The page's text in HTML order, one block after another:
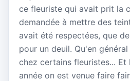
ce fleuriste qui avait prit la
demandée à mettre des
avait été respectées, que
pour un deuil. Qu'en
chez certains fleuristes... Et
année on est venue faire